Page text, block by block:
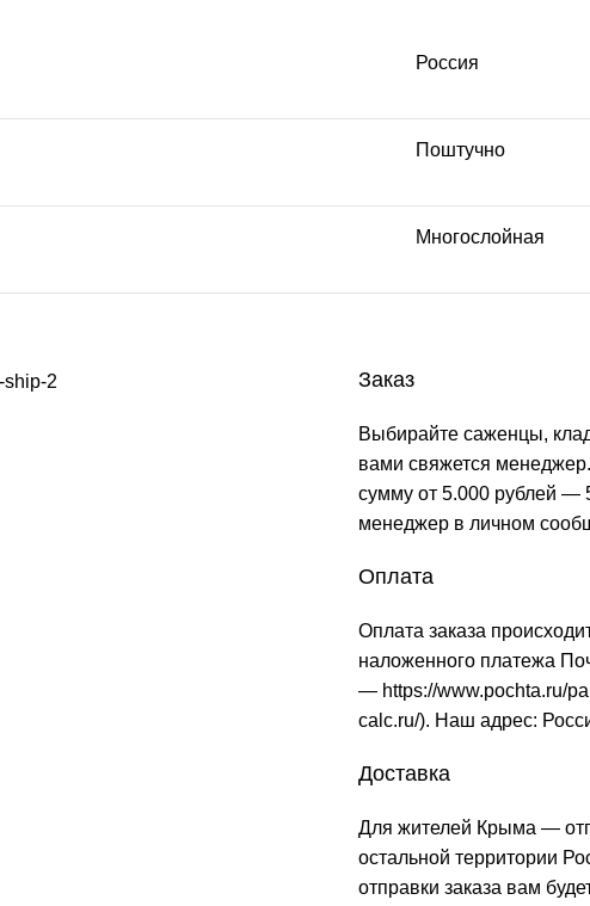
Россия
Поштучно
Многослойная
Заказ
Выбирайте саженцы,
вами свяжется
сумму от 5.000 рублей —
менеджер в личном
Оплата
Оплата заказа
наложенного платежа
— https://www.pochta.ru/
calc.ru/). Наш адрес:
Доставка
Для жителей Крыма —
остальной территории
отправки заказа вам